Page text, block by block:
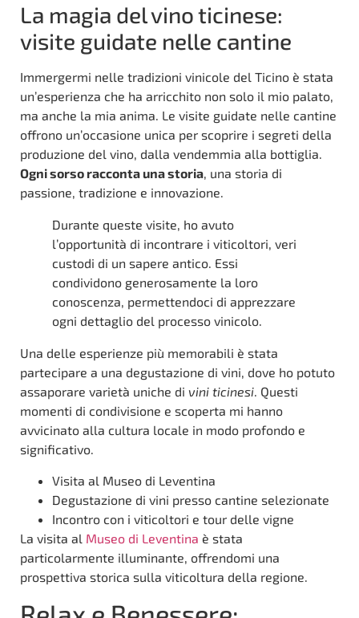
La magia del vino ticinese:
visite guidate nelle cantine
Immergermi nelle tradizioni vinicole del Ticino è stata
un’esperienza che ha arricchito non solo il mio palato,
ma anche la mia anima. Le visite guidate nelle cantine
offrono un’occasione unica per scoprire i segreti della
produzione del vino, dalla vendemmia alla bottiglia.
Ogni sorso racconta una storia, una storia di
passione, tradizione e innovazione.
Durante queste visite, ho avuto
l’opportunità di incontrare i viticoltori, veri
custodi di un sapere antico. Essi
condividono generosamente la loro
conoscenza, permettendoci di apprezzare
ogni dettaglio del processo vinicolo.
Una delle esperienze più memorabili è stata
partecipare a una degustazione di vini, dove ho potuto
assaporare varietà uniche di vini ticinesi. Questi
momenti di condivisione e scoperta mi hanno
avvicinato alla cultura locale in modo profondo e
significativo.
Visita al Museo di Leventina
Degustazione di vini presso cantine selezionate
Incontro con i viticoltori e tour delle vigne
La visita al Museo di Leventina è stata
particolarmente illuminante, offrendomi una
prospettiva storica sulla viticoltura della regione.